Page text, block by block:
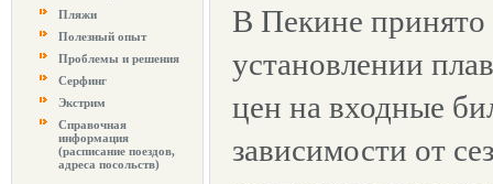
Пляжи
Полезный опыт
Проблемы и решения
Серфинг
Экстрим
Справочная
информация
(расписание поездов,
адреса посольств)
В Пекине
установлении
цен на входные
зависимости от